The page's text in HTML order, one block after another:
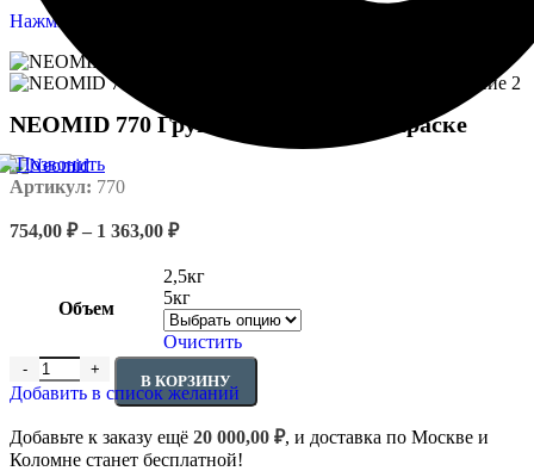
Нажмите, чтобы увеличить
NEOMID 770 Грунтовка по старой краске
Артикул: 770
754,00 ₽ – 1 363,00 ₽Диапазон
754,00 ₽
–
1
363,00 ₽
Объем
2,5кг
5кг
Очистить
Количество товара NEOMID 770 Грунтовка по старой краске
В КОРЗИНУ
Добавить в список желаний
Добавьте к заказу ещё 20 000,00 ₽, и доставка по Москве и
Коломне станет бесплатной!